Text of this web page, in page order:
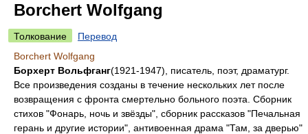
Borchert Wolfgang
Толкование
Перевод
Borchert Wolfgang
Борхерт Вольфганг(1921-1947), писатель, поэт, драматург.
Все произведения созданы в течение нескольких лет после
возвращения с фронта смертельно больного поэта. Сборник
стихов "Фонарь, ночь и звёзды", сборник рассказов "Печальная
герань и другие истории", антивоенная драма "Там, за дверью"